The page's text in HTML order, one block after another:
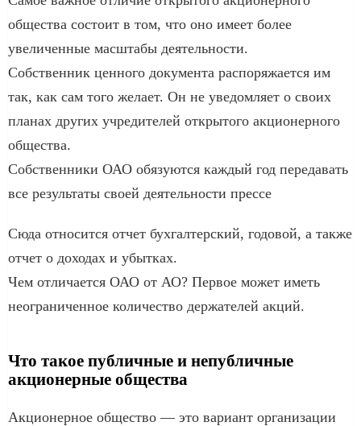
общества состоит в том, что оно имеет более
увеличенные масштабы деятельности.
Собственник ценного документа распоряжается им
так, как сам того желает. Он не уведомляет о своих
планах других учредителей открытого акционерного
общества.
Собственники ОАО обязуются каждый год передавать
все результаты своей деятельности прессе
Сюда относится отчет бухгалтерский, годовой, а также
отчет о доходах и убытках.
Чем отличается ОАО от АО? Первое может иметь
неограниченное количество держателей акций.
Что такое публичные и непубличные
акционерные общества
Акционерное общество — это вариант организации